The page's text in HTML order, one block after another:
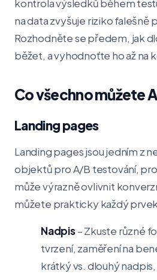
kontrola výsledků během
na data zvyšuje riziko falešně
Rozhodněte se předem, jak
běžet, a vyhodnoťte ho až na
Co všechno můžete
Landing pages
Landing pages jsou jedním z
objektů pro A/B testování,
může výrazně ovlivnit
můžete prakticky každý
Nadpis– Zkuste různé
tvrzení, zaměření na
krátký vs. dlouhý nadpis,